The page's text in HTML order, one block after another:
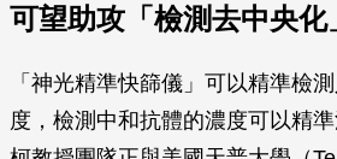
可望助攻「檢測去中央化
「神光精準快篩儀」可以精準檢
度，檢測中和抗體的濃度可以精準